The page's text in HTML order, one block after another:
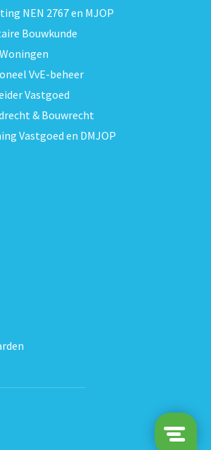
NEN 2767 en MJOP
Bouwkunde
VvE-beheer
Vastgoed
& Bouwrecht
Vastgoed en DMJOP